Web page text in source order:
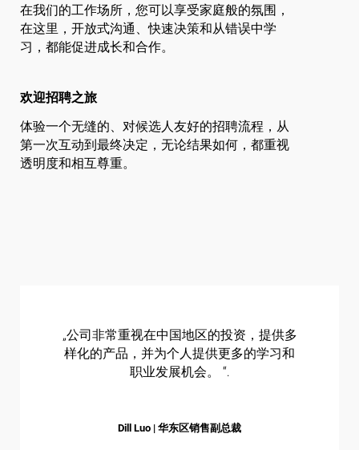
在我们的工作场所，您可以享受家庭般的氛围，
在这里，开放式沟通、快速决策和从错误中学
习，都能促进成长和合作。
rebase
欢迎招聘之旅
体验一个无缝的、对候选人友好的招聘流程，从
第一次互动到最终决定，无论结果如何，都重视
透明度和相互尊重。
„公司非常重视在中国地区的投资，提供多
样化的产品，并为个人提供更多的学习和
职业发展机会。 “.
Dill Luo | 华东区销售副总裁